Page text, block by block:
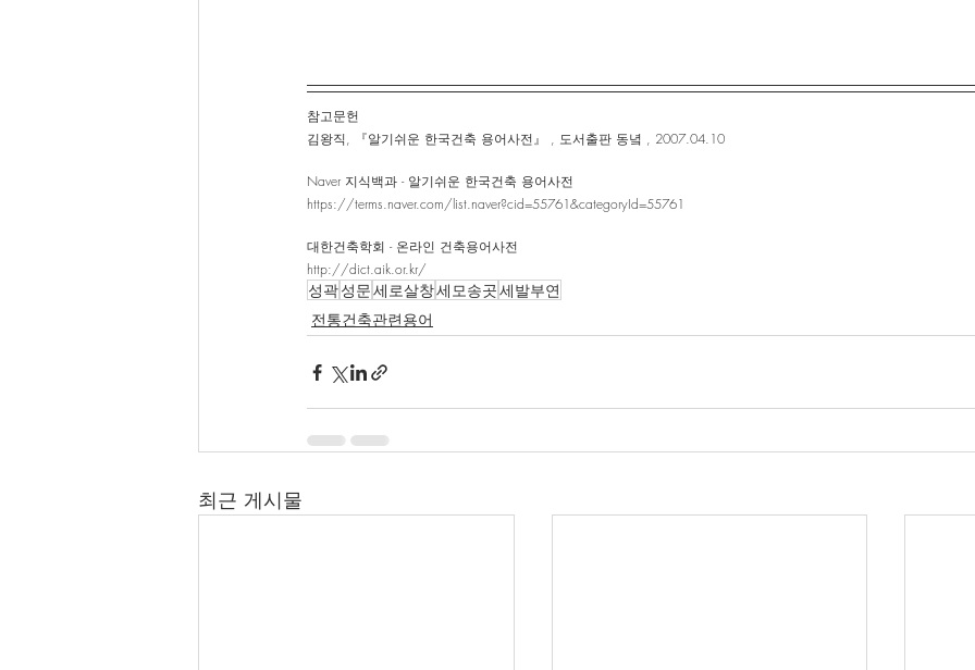
참고문헌
김왕직, 『알기쉬운 한국건축 용어사전』 , 도서출판 동녘 , 2007.04.10
Naver 지식백과 - 알기쉬운 한국건축 용어사전
https://terms.naver.com/list.naver?cid=55761&categoryId=55761
대한건축학회 - 온라인 건축용어사전
http://dict.aik.or.kr/
성곽성문세로살창세모송곳세발부연
전통건축관련용어
최근 게시물